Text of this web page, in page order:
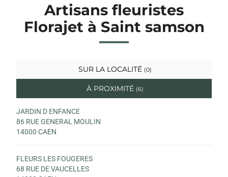
Artisans fleuristes
Florajet à Saint samson
SUR LA LOCALITÉ (0)
À PROXIMITÉ (6)
JARDIN D ENFANCE
86 RUE GENERAL MOULIN
14000 CAEN
FLEURS LES FOUGERES
68 RUE DE VAUCELLES